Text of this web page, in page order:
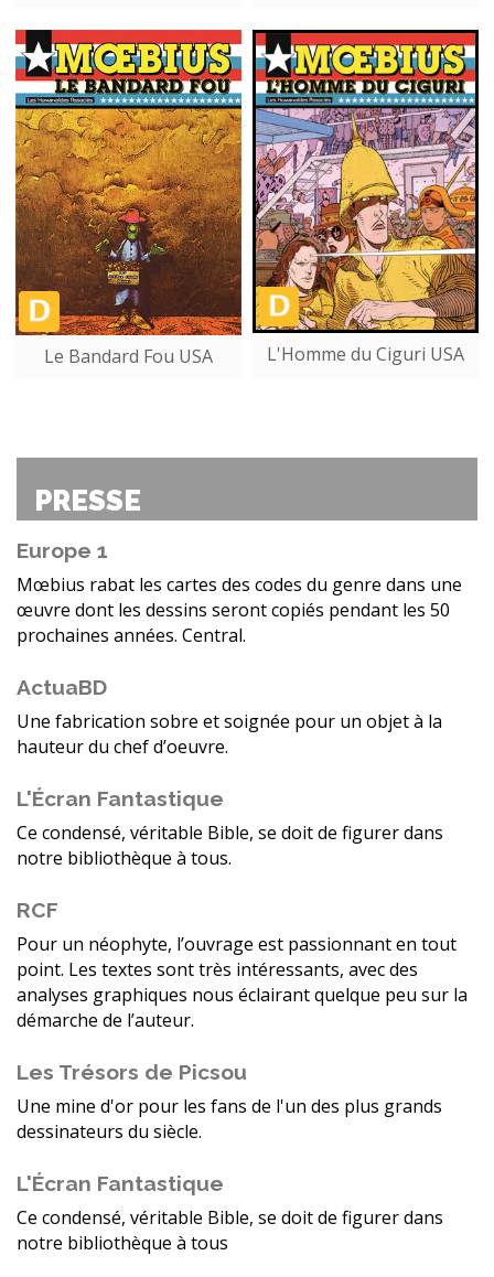
Le Bandard Fou USA L'Homme du Ciguri USA
PRESSE
Europe 1
Mœbius rabat les cartes des codes du genre dans une
œuvre dont les dessins seront copiés pendant les 50
prochaines années. Central.
ActuaBD
Une fabrication sobre et soignée pour un objet à la
hauteur du chef d’oeuvre.
L'Écran Fantastique
Ce condensé, véritable Bible, se doit de figurer dans
notre bibliothèque à tous.
RCF
Pour un néophyte, l’ouvrage est passionnant en tout
point. Les textes sont très intéressants, avec des
analyses graphiques nous éclairant quelque peu sur la
démarche de l’auteur.
Les Trésors de Picsou
Une mine d'or pour les fans de l'un des plus grands
dessinateurs du siècle.
L'Écran Fantastique
Ce condensé, véritable Bible, se doit de figurer dans
notre bibliothèque à tous